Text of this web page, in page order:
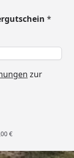
*
zur
€